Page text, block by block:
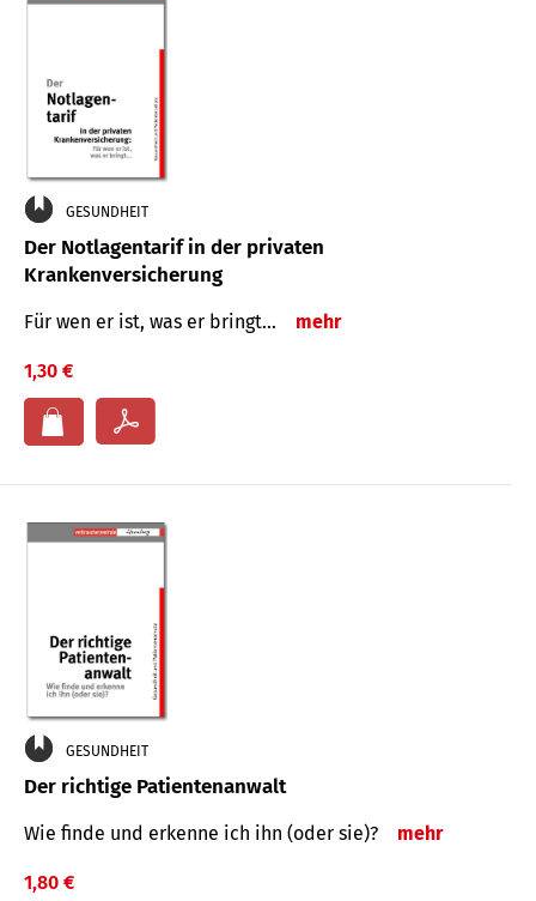
GESUNDHEIT
Der Notlagentarif in der privaten
Krankenversicherung
Für wen er ist, was er bringt… mehr
1,30 €
GESUNDHEIT
Der richtige Patientenanwalt
Wie finde und erkenne ich ihn (oder sie)? mehr
1,80 €